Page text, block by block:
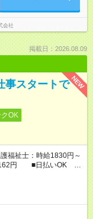
会社
掲載日：2026.08.09
NEW
事スタートで
OK
福祉士：時給1830円～
2162円 ■日払いOK ■